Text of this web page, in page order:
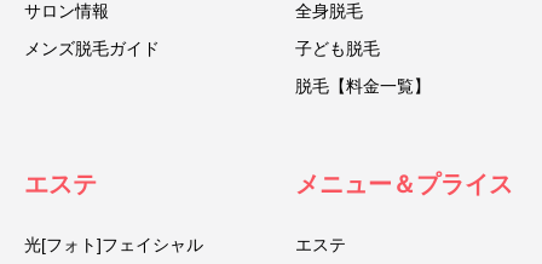
サロン情報
メンズ脱毛ガイド
全身脱毛
子ども脱毛
脱毛【料金一覧】
エステ
光[フォト]フェイシャル
メニュー＆プライス
エステ